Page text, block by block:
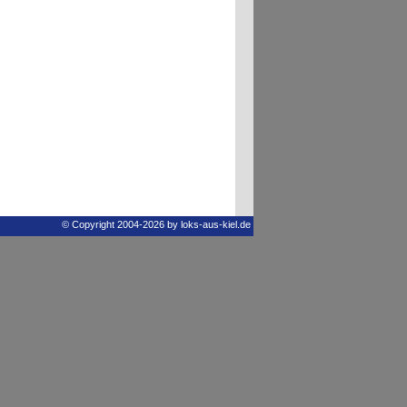
© Copyright 2004-2026 by loks-aus-kiel.de